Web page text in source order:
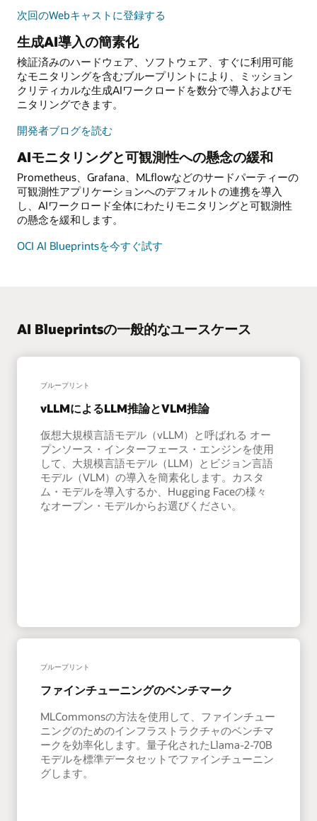
次回のWebキャストに登録する
生成AI導入の簡素化
検証済みのハードウェア、ソフトウェア、すぐに利用可能
なモニタリングを含むブループリントにより、ミッション
クリティカルな生成AIワークロードを数分で導入およびモ
ニタリングできます。
開発者ブログを読む
AIモニタリングと可観測性への懸念の緩和
Prometheus、Grafana、MLflowなどのサードパーティーの
可観測性アプリケーションへのデフォルトの連携を導入
し、AIワークロード全体にわたりモニタリングと可観測性
の懸念を緩和します。
OCI AI Blueprintsを今すぐ試す
AI Blueprintsの一般的なユースケース
ブループリント
vLLMによるLLM推論とVLM推論
仮想大規模言語モデル（vLLM）と呼ばれる オー
プンソース・インターフェース・エンジンを使用
して、大規模言語モデル（LLM）とビジョン言語
モデル（VLM）の導入を簡素化します。カスタ
ム・モデルを導入するか、Hugging Faceの様々
なオープン・モデルからお選びください。
ブループリント
ファインチューニングのベンチマーク
MLCommonsの方法を使用して、ファインチュー
ニングのためのインフラストラクチャのベンチマ
ークを効率化します。量子化されたLlama-2-70B
モデルを標準データセットでファインチューニン
グします。